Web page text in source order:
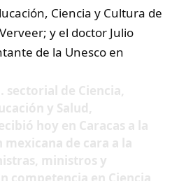
Ciencia y Cultura de
y el doctor Julio
de la Unesco en
sectorial de Ciencia,
y Salud,
hoy en Caracas a la
de cara a la
ministros y